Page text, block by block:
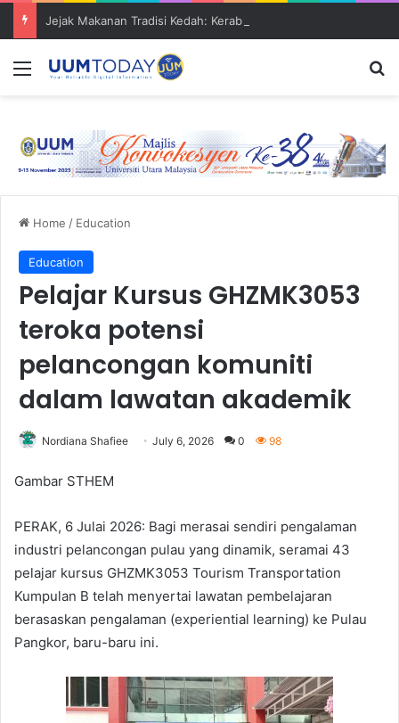
Menu
Home / Education
Education
Pelajar Kursus GHZMK3053
teroka potensi
pelancongan komuniti
dalam lawatan akademik
Nordiana Shafiee July 6, 2026 0 98
Gambar STHEM
PERAK, 6 Julai 2026: Bagi merasai sendiri pengalaman
industri pelancongan pulau yang dinamik, seramai 43
pelajar kursus GHZMK3053 Tourism Transportation
Kumpulan B telah menyertai lawatan pembelajaran
berasaskan pengalaman (experiential learning) ke Pulau
Pangkor, baru-baru ini.